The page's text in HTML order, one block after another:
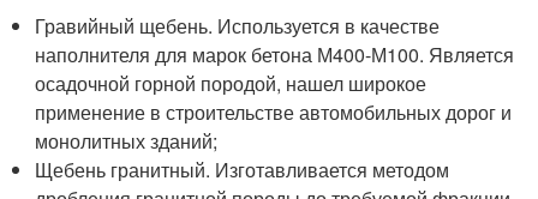
Гравийный щебень. Используется в качестве
наполнителя для марок бетона М400-М100. Является
осадочной горной породой, нашел широкое
применение в строительстве автомобильных дорог и
монолитных зданий;
Щебень гранитный. Изготавливается методом